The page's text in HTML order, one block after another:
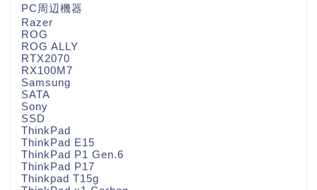
PC周辺機器
Razer
ROG
ROG ALLY
RTX2070
RX100M7
Samsung
SATA
Sony
SSD
ThinkPad
ThinkPad E15
ThinkPad P1 Gen.6
ThinkPad P17
Thinkpad T15g